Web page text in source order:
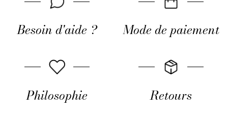
Besoin d'aide ? Mode de paiement
Philosophie Retours